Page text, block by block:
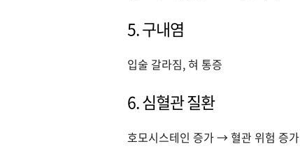
5. 구내염
입술 갈라짐, 혀 통증
6. 심혈관 질환
호모시스테인 증가 → 혈관 위험 증가